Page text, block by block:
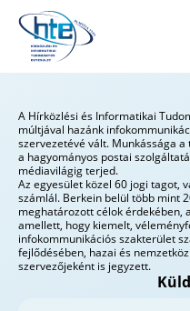
Ugrás a fő tartalomhoz
A Hírközlési és Informatikai
múltjával hazánk
szervezetévé vált. Munkássága
a hagyományos postai
médiavilágig terjed.
Az egyesület közel 60 jogi tagot,
számlál. Berkein belül több mint
meghatározott célok érdekében,
amellett, hogy kiemelt,
infokommunikációs szakterület
fejlődésében, hazai és
szervezőjeként is jegyzett.